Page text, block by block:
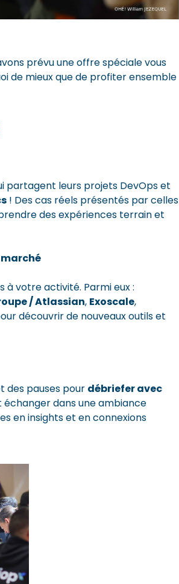
prévu une offre spéciale vous
de mieux que de profiter ensemble
partagent leurs projets DevOps et
! Des cas réels présentés par celles
des expériences terrain et
à votre activité. Parmi eux :
/ Atlassian, Exoscale,
découvrir de nouveaux outils et
des pauses pour débriefer avec
dans une ambiance
en insights et en connexions